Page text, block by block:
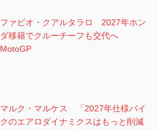
ファビオ・クアルタラロ 2027年ホン
ダ移籍でクルーチーフも交代へ
MotoGP
マルク・マルケス 「2027年仕様バイ
クのエアロダイナミクスはもっと削減